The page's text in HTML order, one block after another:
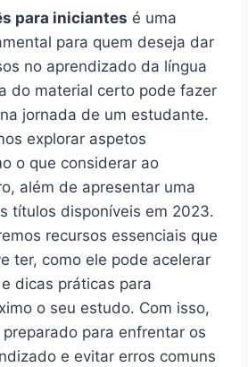
para iniciantes é uma
para quem deseja dar
no aprendizado da língua
do material certo pode fazer
jornada de um estudante.
explorar aspetos
o que considerar ao
além de apresentar uma
títulos disponíveis em 2023.
recursos essenciais que
ter, como ele pode acelerar
dicas práticas para
o seu estudo. Com isso,
para enfrentar os
e evitar erros comuns